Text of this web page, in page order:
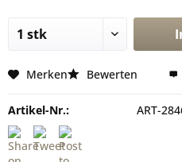
Merken Bewerten
Artikel-Nr.: ART-